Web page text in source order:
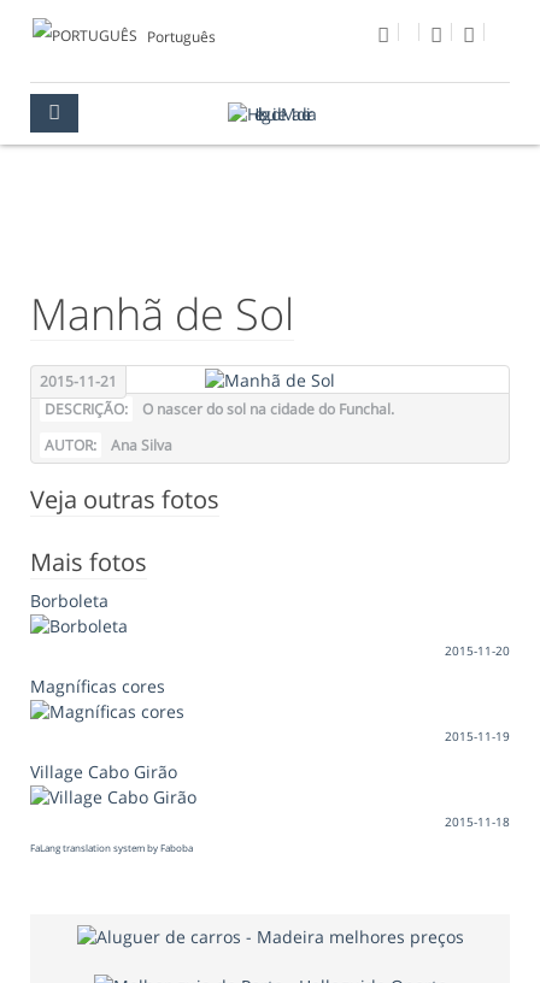
Português
Manhã de Sol
2015-11-21
DESCRIÇÃO:
O nascer do sol na cidade do Funchal.
AUTOR:
Ana Silva
Veja outras fotos
Mais fotos
Borboleta
2015-11-20
Magníficas cores
2015-11-19
Village Cabo Girão
2015-11-18
FaLang translation system by Faboba